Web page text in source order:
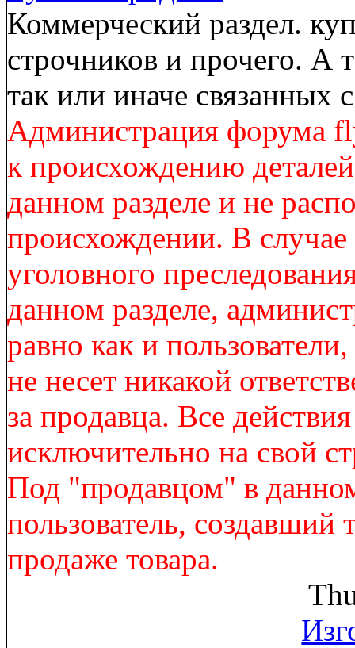
Коммерческий раздел.
строчников и прочего. А
так или иначе
Администрация форума
к происхождению
данном разделе и не
происхождении. В
уголовного
данном разделе,
равно как и
не несет никакой
за продавца. Все
исключительно на свой
Под "продавцом" в
пользователь,
продаже товара.